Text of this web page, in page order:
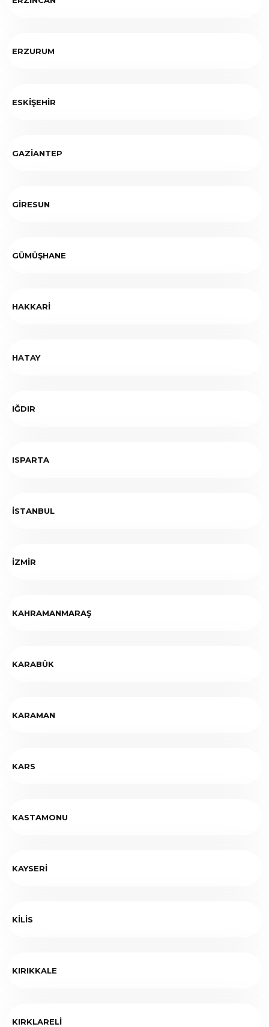
ERZURUM
ESKİŞEHİR
GAZİANTEP
GİRESUN
GÜMÜŞHANE
HAKKARİ
HATAY
IĞDIR
ISPARTA
İSTANBUL
İZMİR
KAHRAMANMARAŞ
KARABÜK
KARAMAN
KARS
KASTAMONU
KAYSERİ
KİLİS
KIRIKKALE
KIRKLARELİ